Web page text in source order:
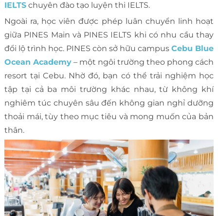
IELTSchuyên đào tạo luyện thi IELTS.
Ngoài ra, học viên được phép luân chuyển linh hoạt
giữa PINES Main và PINES IELTS khi có nhu cầu thay
đổi lộ trình học. PINES còn sở hữu campusCebu Blue
Ocean Academy– một ngôi trường theo phong cách
resort tại Cebu. Nhờ đó, bạn có thể trải nghiệm học
tập tại cả ba môi trường khác nhau, từ không khí
nghiêm túc chuyên sâu đến không gian nghỉ dưỡng
thoải mái, tùy theo mục tiêu và mong muốn của bản
thân.